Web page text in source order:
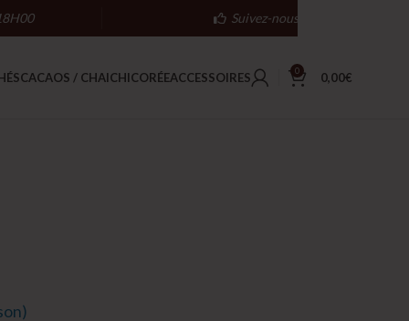
CACAOS / CHAICHICORÉEACCESSOIRES 0 0,00€
Suivez-nous